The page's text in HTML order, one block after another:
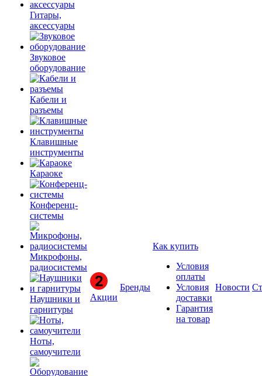
Гитары,
аксессуары
Звуковое
оборудование
Кабели и
разъемы
Клавишные
инструменты
Караоке
Конференц-
системы
Микрофоны,
радиосистемы
Наушники и
гарнитуры
Ноты,
самоучители
Акции
Бренды
Как купить
Условия
оплаты
Условия
доставки
Гарантия
на товар
Новости